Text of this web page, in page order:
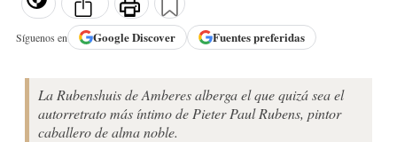
Síguenos en GoogleDiscover Fuentes preferidas
La Rubenshuis de Amberes alberga el que quizá sea el
autorretrato más íntimo de Pieter Paul Rubens, pintor
caballero de alma noble.